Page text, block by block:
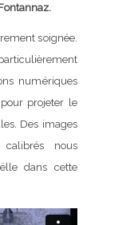
soignée.
numériques
projeter le
Des images
nous
dans cette